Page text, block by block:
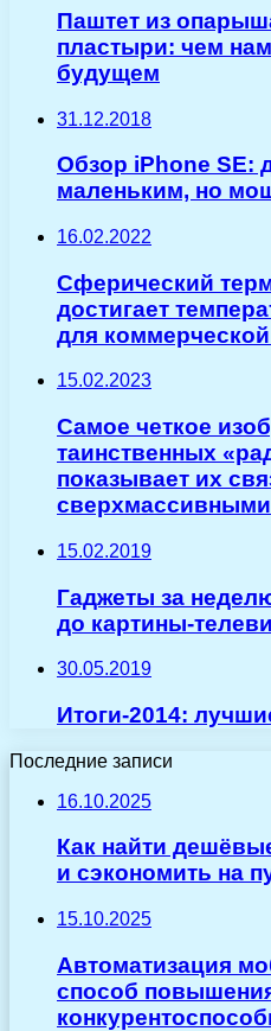
Паштет из
пластыри: чем
будущем
31.12.2018
Обзор iPhone SE:
маленьким, но
16.02.2022
Сферический
достигает
для
15.02.2023
Самое четкое
таинственных
показывает их
15.02.2019
Гаджеты за
до картины-
30.05.2019
Итоги-2014:
Последние записи
16.10.2025
Как найти
и сэкономить на
15.10.2025
Автоматизация
способ